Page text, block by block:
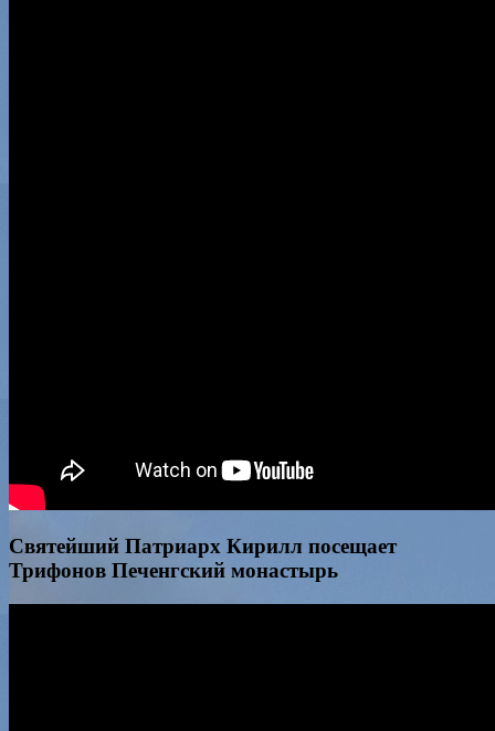
Святейший Патриарх Кирилл посещает
Трифонов Печенгский монастырь